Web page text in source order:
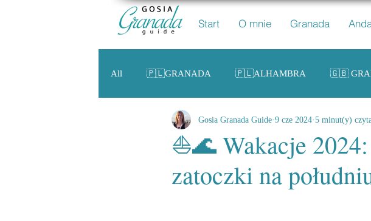
Start O mnie Granada
All 🇵🇱GRANADA 🇵🇱ALHAMBRA 🇬🇧
🇵🇱 ANDALUZJA 🇵🇱HISZPANIA 🇬🇧 SPAIN
⛵️🌊 Wakacje
zatoczki na
Gosia Granada Guide 9 cze 2024 5 minut(y)